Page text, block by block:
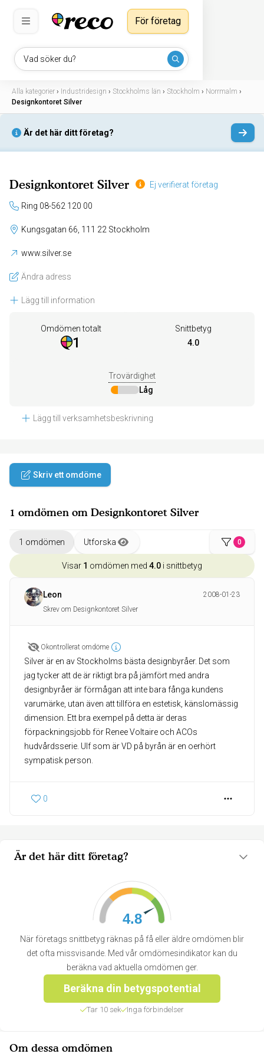
Vad söker du?
För företag
Alla kategorier › Industridesign › Stockholms län › Stockholm › Norrmalm ›
Designkontoret Silver
Är det här ditt företag?
Designkontoret Silver Ej verifierat företag
Ring 08-562 120 00
Kungsgatan 66, 111 22 Stockholm
www.silver.se
Ändra adress
Lägg till information
Omdömen totalt
1
Snittbetyg
4.0
Trovärdighet
Låg
Lägg till verksamhetsbeskrivning
Är det här ditt företag?
4.8
När företags snittbetyg räknas på få eller äldre omdömen blir
det ofta missvisande. Med vår omdömesindikator kan du
beräkna vad aktuella omdömen ger.
Beräkna din betygspotential
Tar 10 sek Inga förbindelser
Om dessa omdömen
Skriv ett omdöme
1 omdömen om Designkontoret Silver
1 omdömen Utforska 0
Visar 1 omdömen med 4.0 i snittbetyg
Leon
2008-01-23
Skrev om Designkontoret Silver
Okontrollerat omdöme
Silver är en av Stockholms bästa designbyråer. Det som
jag tycker att de är riktigt bra på jämfört med andra
designbyråer är förmågan att inte bara fånga kundens
varumärke, utan även att tillföra en estetisk, känslomässig
dimension. Ett bra exempel på detta är deras
förpackningsjobb för Renee Voltaire och ACOs
hudvårdsserie. Ulf som är VD på byrån är en oerhört
sympatisk person.
0